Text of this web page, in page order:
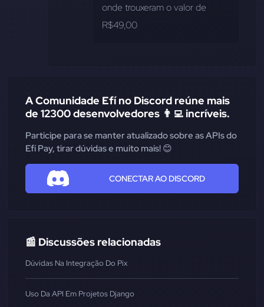
onde trouxeram o valor de
R$49,00
A Comunidade Efí no Discord reúne mais
de 12300 desenvolvedores 👨‍💻 incríveis.
Participe para se manter atualizado sobre as APIs do
Efí Pay, tirar dúvidas e muito mais! 😊
CONECTAR AO DISCORD
📰 Discussões relacionadas
Dúvidas Na Integração Do Pix
Uso Da API Em Projetos Django